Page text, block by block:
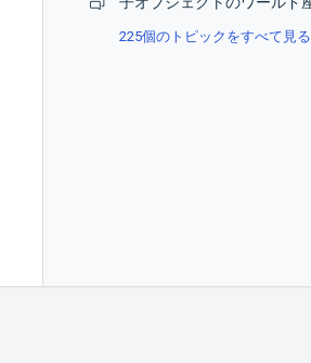
225個のトピックをすべて見る